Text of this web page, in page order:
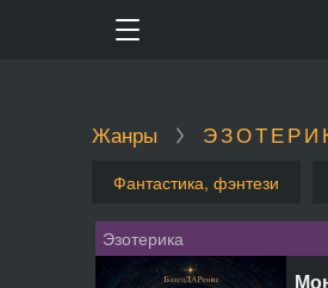
Жанры
Фантастика, фэнтези
Эзотерика